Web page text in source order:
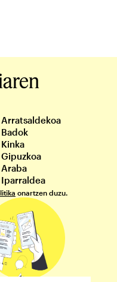
Arratsaldekoa
Badok
Kinka
Gipuzkoa
Araba
Iparraldea
onartzen duzu.